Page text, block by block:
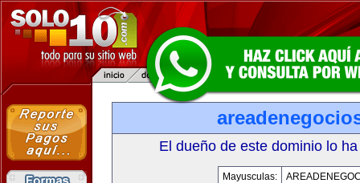
El dueño de este dominio lo
Mayusculas: